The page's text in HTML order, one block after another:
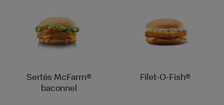
Sertés McFarm®
baconnel
Filet-O-Fish®